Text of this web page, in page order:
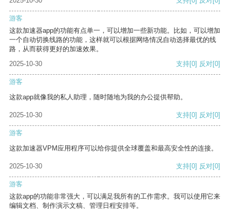
游客
这款加速器app的功能有点单一，可以增加一些新功能。比如，可以增加
一个自动切换线路的功能，这样就可以根据网络情况自动选择最优的线
路，从而获得更好的加速效果。
2025-10-30
支持[0] 反对[0]
游客
这款app就像我的私人助理，随时随地为我的办公提供帮助。
2025-10-30 支持[0] 反对[0]
游客
这款加速器VPM应用程序可以给你提供全球覆盖和最高安全性的连接。
2025-10-30 支持[0] 反对[0]
游客
这款app的功能非常强大，可以满足我所有的工作需求。我可以使用它来
编辑文档、制作演示文稿、管理日程安排等。